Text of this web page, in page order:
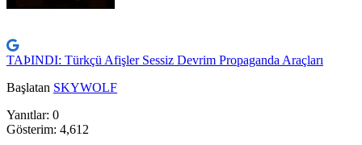
TAÞINDI: Türkçü Afişler Sessiz Devrim Propaganda Araçları
Başlatan SKYWOLF
Yanıtlar: 0
Gösterim: 4,612